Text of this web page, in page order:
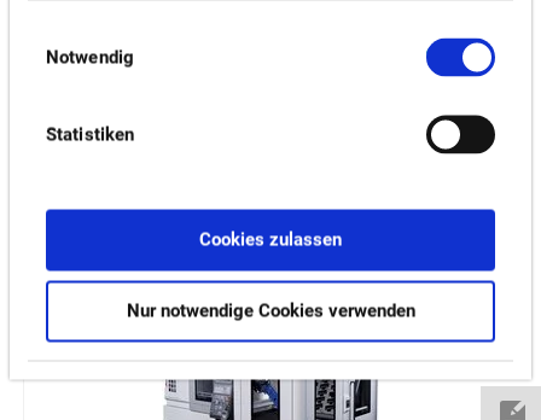
Notwendig
Statistiken
Cookies zulassen
Nur notwendige Cookies verwenden
ZUGEHÖRIGE PRODUKTE:
STANDROID